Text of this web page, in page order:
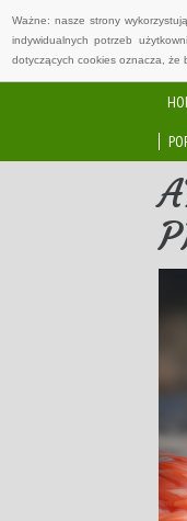
Ważne: nasze strony
indywidualnych potrzeb
dotyczących cookies oznacza, że